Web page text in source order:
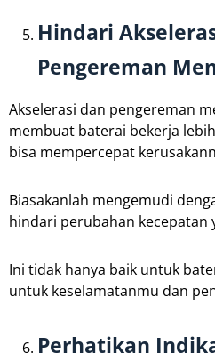
Hindari
Pengereman
Akselerasi dan pengereman
membuat baterai bekerja
bisa mempercepat
Biasakanlah mengemudi
hindari perubahan kecepatan
Ini tidak hanya baik untuk
untuk keselamatanmu dan
Perhatikan